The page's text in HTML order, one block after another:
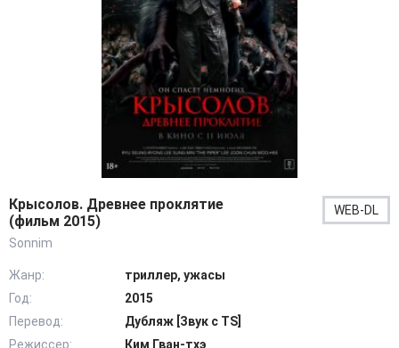
Крысолов. Древнее проклятие
(фильм 2015)
Sonnim
WEB-DL
Жанр:
триллер, ужасы
Год:
2015
Перевод:
Дубляж [Звук с TS]
Режиссер:
Ким Гван-тхэ